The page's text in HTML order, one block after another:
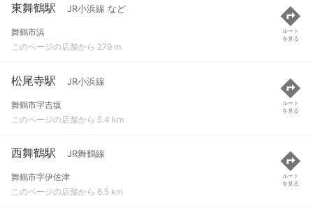
東舞鶴駅 JR小浜線 など
舞鶴市浜
このページの店舗から 279 m
ルート
を見る
松尾寺駅 JR小浜線
舞鶴市字吉坂
このページの店舗から 5.4 km
ルート
を見る
西舞鶴駅 JR舞鶴線
舞鶴市字伊佐津
このページの店舗から 6.5 km
ルート
を見る